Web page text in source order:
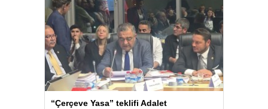
“Çerçeve Yasa” teklifi Adalet